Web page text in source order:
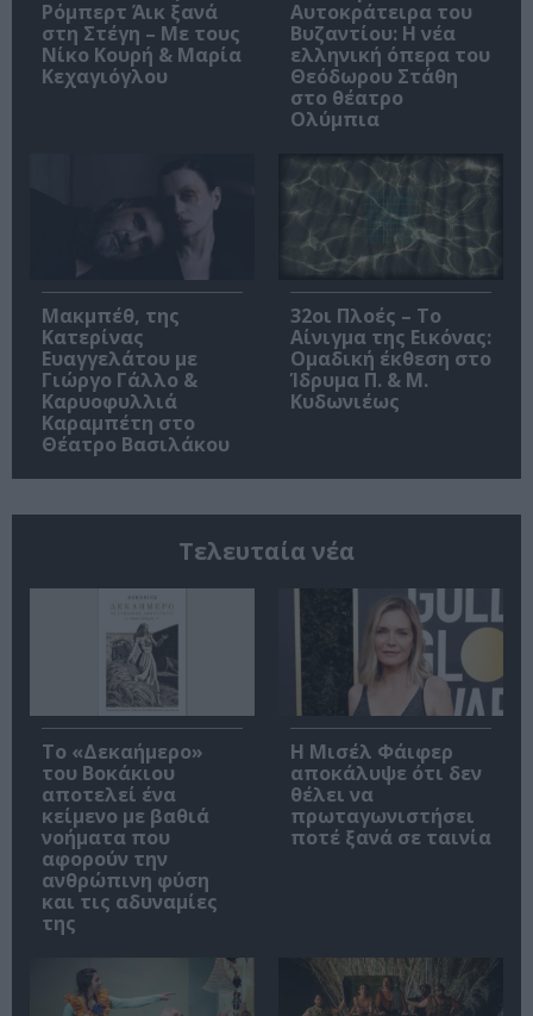
Ρόμπερτ Άικ ξανά
στη Στέγη – Με τους
Νίκο Κουρή & Μαρία
Κεχαγιόγλου
Αυτοκράτειρα του
Βυζαντίου: Η νέα
ελληνική όπερα του
Θεόδωρου Στάθη
στο θέατρο
Ολύμπια
Μακμπέθ, της
Κατερίνας
Ευαγγελάτου με
Γιώργο Γάλλο &
Καρυοφυλλιά
Καραμπέτη στο
Θέατρο Βασιλάκου
32οι Πλοές – Το
Αίνιγμα της Εικόνας:
Ομαδική έκθεση στο
Ίδρυμα Π. & Μ.
Κυδωνιέως
Τελευταία νέα
Το «Δεκαήμερο»
του Βοκάκιου
αποτελεί ένα
κείμενο με βαθιά
νοήματα που
αφορούν την
ανθρώπινη φύση
και τις αδυναμίες
της
Η Μισέλ Φάιφερ
αποκάλυψε ότι δεν
θέλει να
πρωταγωνιστήσει
ποτέ ξανά σε ταινία